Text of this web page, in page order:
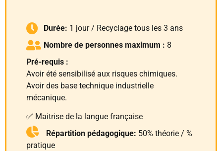
Durée: 1 jour / Recyclage tous les 3 ans
Nombre de personnes maximum : 8
Pré-requis :
Avoir été sensibilisé aux risques chimiques.
Avoir des base technique industrielle
mécanique.
✅ Maitrise de la langue française
Répartition pédagogique: 50% théorie / %
pratique